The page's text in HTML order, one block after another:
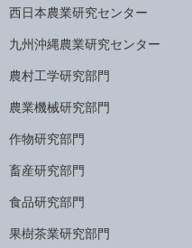
西日本農業研究センター
九州沖縄農業研究センター
農村工学研究部門
農業機械研究部門
作物研究部門
畜産研究部門
食品研究部門
果樹茶業研究部門